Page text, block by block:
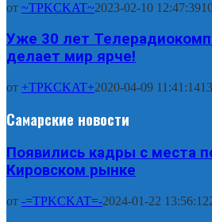
от ~TPKCKAT~2023-02-10 12:47:39
Уже 30 лет
делает мир ярче!
от +TPKCKAT+2020-04-09 11:41:14
Самарские новости
Появились кадры с места
Кировском рынке
от -=TPKCKAT=-2024-01-22 13:56:12